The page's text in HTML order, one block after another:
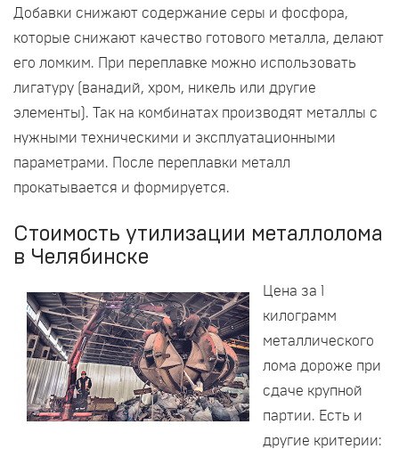
Добавки снижают содержание серы и фосфора,
которые снижают качество готового металла, делают
его ломким. При переплавке можно использовать
лигатуру (ванадий, хром, никель или другие
элементы). Так на комбинатах производят металлы с
нужными техническими и эксплуатационными
параметрами. После переплавки металл
прокатывается и формируется.
Стоимость утилизации металлолома
в Челябинске
Цена за 1
килограмм
металлического
лома дороже при
сдаче крупной
партии. Есть и
другие критерии: